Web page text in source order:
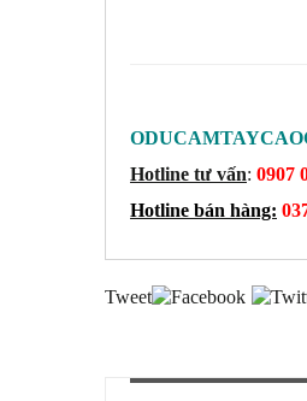
Hotline tư vấn: 0907
Hotline bán hàng:
Tweet